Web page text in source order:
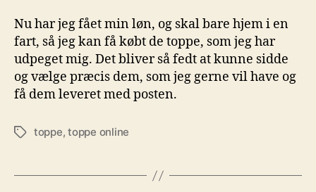
Nu har jeg fået min løn, og skal bare hjem i en
fart, så jeg kan få købt de toppe, som jeg har
udpeget mig. Det bliver så fedt at kunne sidde
og vælge præcis dem, som jeg gerne vil have og
få dem leveret med posten.
Tagstoppe,toppe online